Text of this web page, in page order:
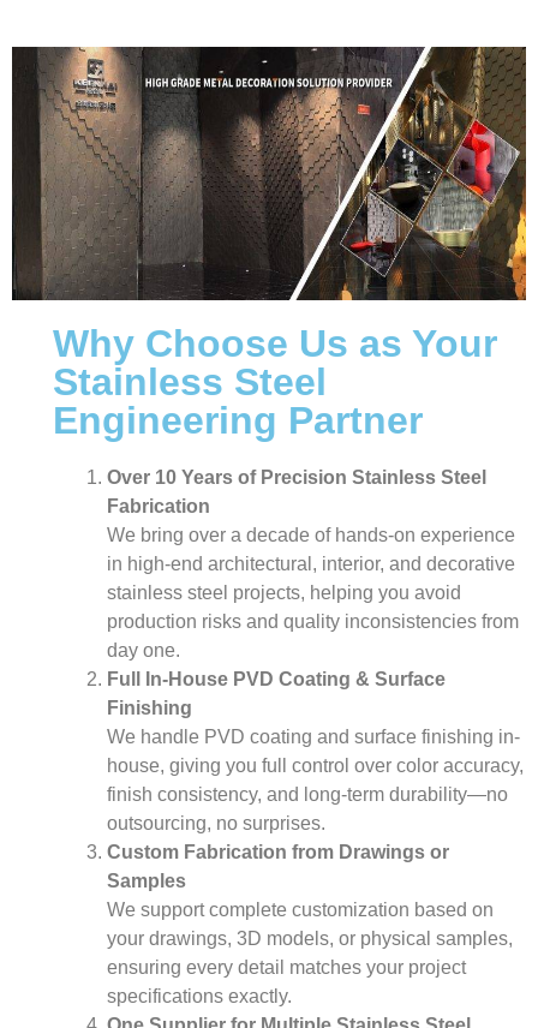
Why Choose Us as Your
Stainless Steel
Engineering Partner
Over 10 Years of Precision Stainless Steel
Fabrication
We bring over a decade of hands-on experience
in high-end architectural, interior, and decorative
stainless steel projects, helping you avoid
production risks and quality inconsistencies from
day one.
Full In-House PVD Coating & Surface
Finishing
We handle PVD coating and surface finishing in-
house, giving you full control over color accuracy,
finish consistency, and long-term durability—no
outsourcing, no surprises.
Custom Fabrication from Drawings or
Samples
We support complete customization based on
your drawings, 3D models, or physical samples,
ensuring every detail matches your project
specifications exactly.